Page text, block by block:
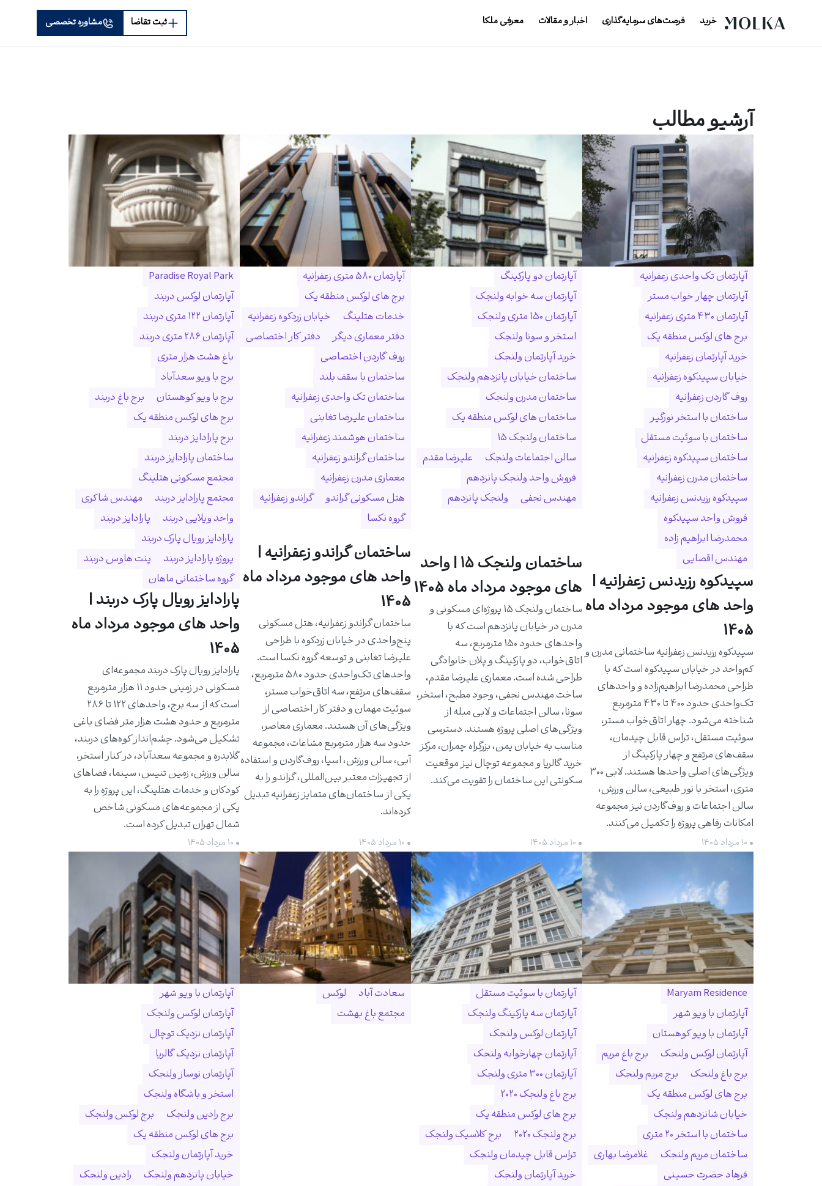
خرید فرصت‌های سرمایه‌گذاری اخبار و مقالات معرفی ملکا ثبت تقاضا مشاوره تخصصی
آرشیو مطالب
آپارتمان تک واحدی زعفرانیه
آپارتمان چهار خواب مستر
آپارتمان ۴۳۰ متری زعفرانیه
برج های لوکس منطقه یک
خرید آپارتمان زعفرانیه
خیابان سپیدکوه زعفرانیه
روف گاردن زعفرانیه
ساختمان با استخر نورگیر
ساختمان با سوئیت مستقل
ساختمان سپیدکوه زعفرانیه
ساختمان مدرن زعفرانیه
سپیدکوه رزیدنس زعفرانیه
فروش واحد سپیدکوه
محمدرضا ابراهیم زاده
مهندس اقصایی
سپیدکوه رزیدنس زعفرانیه |
واحد های موجود مرداد ماه
1405
سپیدکوه رزیدنس زعفرانیه ساختمانی مدرن و
کم‌واحد در خیابان سپیدکوه است که با
طراحی محمدرضا ابراهیم‌زاده و واحدهای
تک‌واحدی حدود ۴۰۰ تا ۴۳۰ مترمربع
شناخته می‌شود. چهار اتاق‌خواب مستر،
سوئیت مستقل، تراس قابل چیدمان،
سقف‌های مرتفع و چهار پارکینگ از
ویژگی‌های اصلی واحدها هستند. لابی ۳۰۰
متری، استخر با نور طبیعی، سالن ورزش،
سالن اجتماعات و روف‌گاردن نیز مجموعه
امکانات رفاهی پروژه را تکمیل می‌کنند.
• ۱۰ مرداد ۱۴۰۵
آپارتمان دو پارکینگ
آپارتمان سه خوابه ولنجک
آپارتمان ۱۵۰ متری ولنجک
استخر و سونا ولنجک
خرید آپارتمان ولنجک
ساختمان خیابان پانزدهم ولنجک
ساختمان مدرن ولنجک
ساختمان های لوکس منطقه یک
ساختمان ولنجک ۱۵
سالن اجتماعات ولنجک
علیرضا مقدم
فروش واحد ولنجک پانزدهم
مهندس نجفی
ولنجک پانزدهم
ساختمان ولنجک ۱۵ | واحد
های موجود مرداد ماه 1405
ساختمان ولنجک ۱۵ پروژه‌ای مسکونی و
مدرن در خیابان پانزدهم است که با
واحدهای حدود ۱۵۰ مترمربع، سه
اتاق‌خواب، دو پارکینگ و پلان خانوادگی
طراحی شده است. معماری علیرضا مقدم،
ساخت مهندس نجفی، وجود مطبخ، استخر،
سونا، سالن اجتماعات و لابی مبله از
ویژگی‌های اصلی پروژه هستند. دسترسی
مناسب به خیابان یمن، بزرگراه چمران، مرکز
خرید گالریا و مجموعه توچال نیز موقعیت
سکونتی این ساختمان را تقویت می‌کند.
• ۱۰ مرداد ۱۴۰۵
آپارتمان ۵۸۰ متری زعفرانیه
برج های لوکس منطقه یک
خدمات هتلینگ
خیابان زردکوه زعفرانیه
دفتر معماری دیگر
دفتر کار اختصاصی
روف گاردن اختصاصی
ساختمان با سقف بلند
ساختمان تک واحدی زعفرانیه
ساختمان علیرضا تغابنی
ساختمان هوشمند زعفرانیه
ساختمان گراندو زعفرانیه
معماری مدرن زعفرانیه
هتل مسکونی گراندو
گراندو زعفرانیه
گروه نکسا
ساختمان گراندو زعفرانیه |
واحد های موجود مرداد ماه
1405
ساختمان گراندو زعفرانیه، هتل مسکونی
پنج‌واحدی در خیابان زردکوه با طراحی
علیرضا تغابنی و توسعه گروه نکسا است.
واحدهای تک‌واحدی حدود ۵۸۰ مترمربع،
سقف‌های مرتفع، سه اتاق‌خواب مستر،
سوئیت مهمان و دفتر کار اختصاصی از
ویژگی‌های آن هستند. معماری معاصر،
حدود سه هزار مترمربع مشاعات، مجموعه
آبی، سالن ورزش، اسپا، روف‌گاردن و استفاده
از تجهیزات معتبر بین‌المللی، گراندو را به
یکی از ساختمان‌های متمایز زعفرانیه تبدیل
کرده‌اند.
• ۱۰ مرداد ۱۴۰۵
Paradise Royal Park
آپارتمان لوکس دربند
آپارتمان ۱۲۲ متری دربند
آپارتمان ۲۸۶ متری دربند
باغ هشت هزار متری
برج با ویو سعدآباد
برج با ویو کوهستان
برج باغ دربند
برج های لوکس منطقه یک
برج پارادایز دربند
ساختمان پارادایز دربند
مجتمع مسکونی هتلینگ
مجتمع پارادایز دربند
مهندس شاکری
واحد ویلایی دربند
پارادایز دربند
پارادایز رویال پارک دربند
پروژه پارادایز دربند
پنت هاوس دربند
گروه ساختمانی ماهان
پارادایز رویال پارک دربند |
واحد های موجود مرداد ماه
1405
پارادایز رویال پارک دربند مجموعه‌ای
مسکونی در زمینی حدود ۱۱ هزار مترمربع
است که از سه برج، واحدهای ۱۲۲ تا ۲۸۶
مترمربع و حدود هشت هزار متر فضای باغی
تشکیل می‌شود. چشم‌انداز کوه‌های دربند،
گلابدره و مجموعه سعدآباد، در کنار استخر،
سالن ورزش، زمین تنیس، سینما، فضاهای
کودکان و خدمات هتلینگ، این پروژه را به
یکی از مجموعه‌های مسکونی شاخص
شمال تهران تبدیل کرده است.
• ۱۰ مرداد ۱۴۰۵
Maryam Residence
آپارتمان با ویو شهر
آپارتمان با ویو کوهستان
آپارتمان لوکس ولنجک
برج باغ مریم
برج باغ ولنجک
برج مریم ولنجک
برج های لوکس منطقه یک
خیابان شانزدهم ولنجک
ساختمان با استخر ۲۰ متری
ساختمان مریم ولنجک
غلامرضا بهاری
فرهاد حضرت حسینی
آپارتمان با سوئیت مستقل
آپارتمان سه پارکینگ ولنجک
آپارتمان لوکس ولنجک
آپارتمان چهارخوابه ولنجک
آپارتمان ۳۰۰ متری ولنجک
برج باغ ولنجک ۲۰۲۰
برج های لوکس منطقه یک
برج ولنجک ۲۰۲۰
برج کلاسیک ولنجک
تراس قابل چیدمان ولنجک
خرید آپارتمان ولنجک
سعادت آباد
لوکس
مجتمع باغ بهشت
آپارتمان با ویو شهر
آپارتمان لوکس ولنجک
آپارتمان نزدیک توچال
آپارتمان نزدیک گالریا
آپارتمان نوساز ولنجک
استخر و باشگاه ولنجک
برج رادین ولنجک
برج لوکس ولنجک
برج های لوکس منطقه یک
خرید آپارتمان ولنجک
خیابان پانزدهم ولنجک
رادین ولنجک